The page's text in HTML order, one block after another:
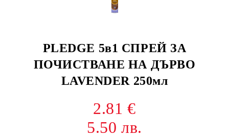
PLEDGE 5в1 СПРЕЙ ЗА
ПОЧИСТВАНЕ НА ДЪРВО
LAVENDER 250мл
2.81 €
5.50 лв.